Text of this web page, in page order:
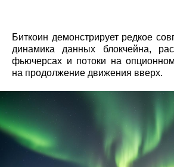
Биткоин демонстрирует редкое
динамика данных блокчейна,
фьючерсах и потоки на
на продолжение движения вверх.